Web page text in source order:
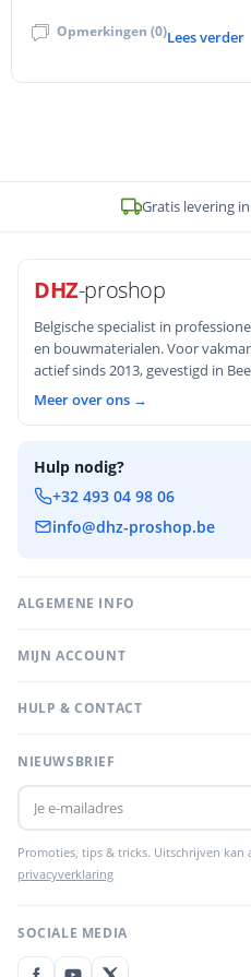
zichtbare slijtage, plus drie
preventietips,
Opmerkingen (0)Lees verder
Op voorraad en voor16u
DHZ-proshop
Belgische specialist in
en bouwmaterialen. Voor
actief sinds 2013, gevestigd in
Meer over ons →
Hulp nodig?
+32 493 04 98 06
info@dhz-proshop.be
ALGEMENE INFO
MIJN ACCOUNT
HULP & CONTACT
NIEUWSBRIEF
Promoties, tips & tricks. Uitschrijven kan
privacyverklaring
SOCIALE MEDIA